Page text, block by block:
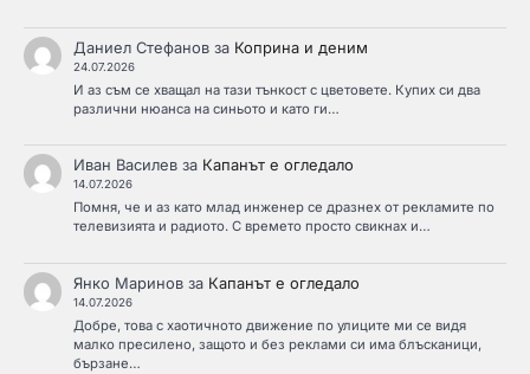
Даниел Стефановза Коприна и деним
24.07.2026
И аз съм се хващал на тази тънкост с цветовете. Купих си два
различни нюанса на синьото и като ги…
Иван Василевза Капанът е огледало
14.07.2026
Помня, че и аз като млад инженер се дразнех от рекламите по
телевизията и радиото. С времето просто свикнах и…
Янко Мариновза Капанът е огледало
14.07.2026
Добре, това с хаотичното движение по улиците ми се видя
малко пресилено, защото и без реклами си има блъсканици,
бързане…